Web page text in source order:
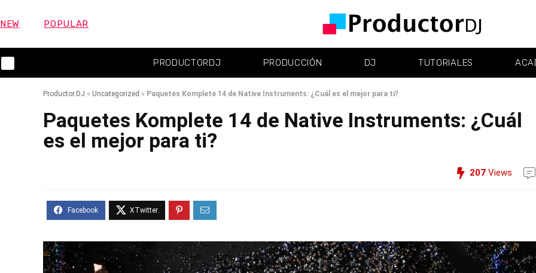
NEW POPULAR
PRODUCTORDJ PRODUCCIÓN DJ TUTORIALES
Productor.DJ » Uncategorized » Paquetes Komplete 14 de Native Instruments: ¿Cuál es el mejor para ti?
Paquetes Komplete 14 de Native Instruments: ¿Cuál
es el mejor para ti?
207 Views